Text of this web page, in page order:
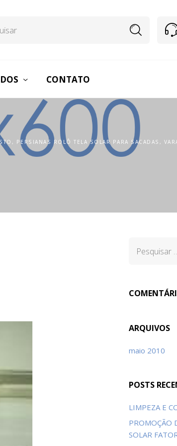
CONTATO
PERSIANAS ROLÔ TELA SOLAR PARA SACADAS,
ARQUIVOS
maio 2010
POSTS
LIMPEZA E
PROMOÇÃO
SOLAR